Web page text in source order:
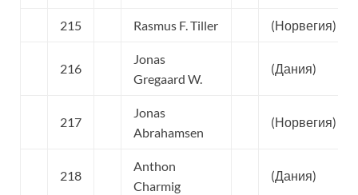
215 Rasmus F. Tiller (Норвегия)
216
Jonas
Gregaard W.
(Дания)
217
Jonas
Abrahamsen
(Норвегия)
218
Anthon
Charmig
(Дания)